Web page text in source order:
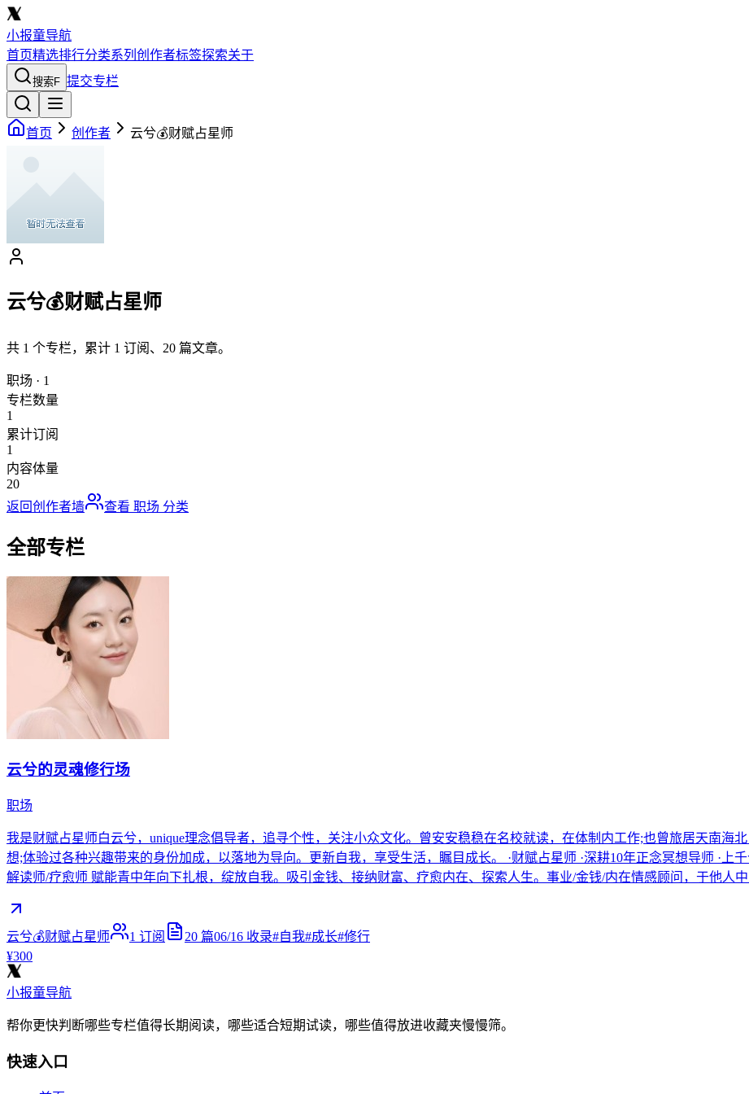
小报童导航
首页精选排行分类系列 创作者标签探索关于
搜索F 提交专栏
首页 创作者 云兮💰财赋占星师
云兮💰财赋占星师
共 1 个专栏，累计 1 订阅、 20 篇文章。
职场 · 1
专栏数量
1
累计订阅
1
内容体量
20
返回创作者墙
查看 职场 分类
全部专栏
云兮的灵魂修行场
职场
我是财赋占星师白云兮，unique理念倡导者，追寻个性，关注小众文化。曾安安稳稳在名校就读，在体制内工作;也曾旅居天南海
想;体验过各种兴趣带来的身份加成，以落地为导向。更新自我，享受生活，瞩目成长。 ·财赋占星师 ·深耕10年正念冥想导师 ·上
解读师/疗愈师 赋能青中年向下扎根，绽放自我。吸引金钱、接纳财富、疗愈内在、探索人生。事业/金钱/内在情感顾问，于他人中
云兮💰财赋占星师 1 订阅 20 篇06/16 收录#自我#成长#修行
¥300
小报童导航
帮你更快判断哪些专栏值得长期阅读，哪些适合短期试读，哪些值得放进收藏夹慢慢筛。
快速入口